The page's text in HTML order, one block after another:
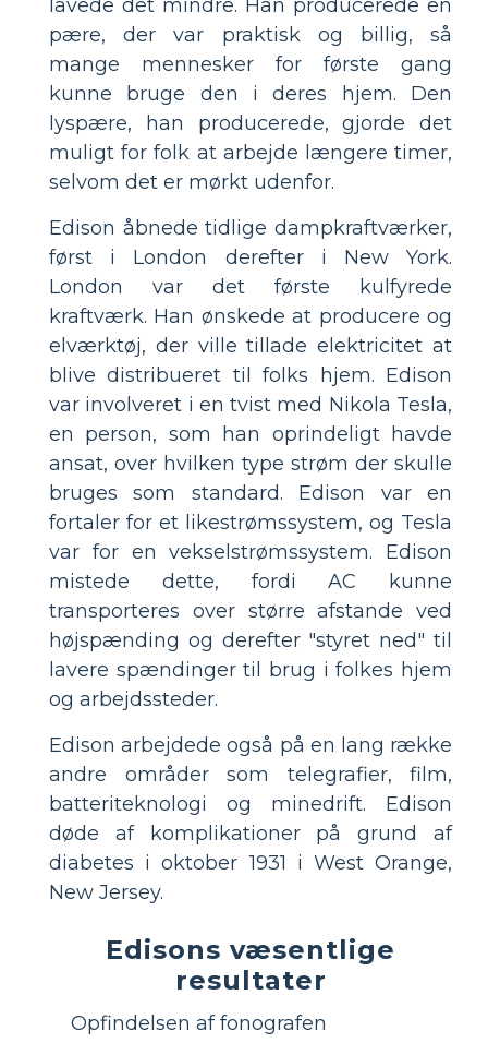
lavede det mindre. Han producerede en
pære, der var praktisk og billig, så
mange mennesker for første gang
kunne bruge den i deres hjem. Den
lyspære, han producerede, gjorde det
muligt for folk at arbejde længere timer,
selvom det er mørkt udenfor.
Edison åbnede tidlige dampkraftværker,
først i London derefter i New York.
London var det første kulfyrede
kraftværk. Han ønskede at producere og
elværktøj, der ville tillade elektricitet at
blive distribueret til folks hjem. Edison
var involveret i en tvist med Nikola Tesla,
en person, som han oprindeligt havde
ansat, over hvilken type strøm der skulle
bruges som standard. Edison var en
fortaler for et likestrømssystem, og Tesla
var for en vekselstrømssystem. Edison
mistede dette, fordi AC kunne
transporteres over større afstande ved
højspænding og derefter "styret ned" til
lavere spændinger til brug i folkes hjem
og arbejdssteder.
Edison arbejdede også på en lang række
andre områder som telegrafier, film,
batteriteknologi og minedrift. Edison
døde af komplikationer på grund af
diabetes i oktober 1931 i West Orange,
New Jersey.
Edisons væsentlige
resultater
Opfindelsen af ​​fonografen